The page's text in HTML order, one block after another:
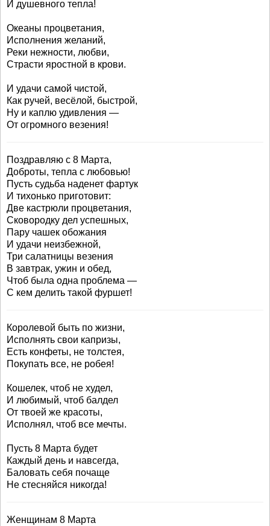
И душевного тепла!
Океаны процветания,
Исполнения желаний,
Реки нежности, любви,
Страсти яростной в крови.
И удачи самой чистой,
Как ручей, весёлой, быстрой,
Ну и каплю удивления —
От огромного везения!
Поздравляю с 8 Марта,
Доброты, тепла с любовью!
Пусть судьба наденет фартук
И тихонько приготовит:
Две кастрюли процветания,
Сковородку дел успешных,
Пару чашек обожания
И удачи неизбежной,
Три салатницы везения
В завтрак, ужин и обед,
Чтоб была одна проблема —
С кем делить такой фуршет!
Королевой быть по жизни,
Исполнять свои капризы,
Есть конфеты, не толстея,
Покупать все, не робея!
Кошелек, чтоб не худел,
И любимый, чтоб балдел
От твоей же красоты,
Исполнял, чтоб все мечты.
Пусть 8 Марта будет
Каждый день и навсегда,
Баловать себя почаще
Не стесняйся никогда!
Женщинам 8 Марта